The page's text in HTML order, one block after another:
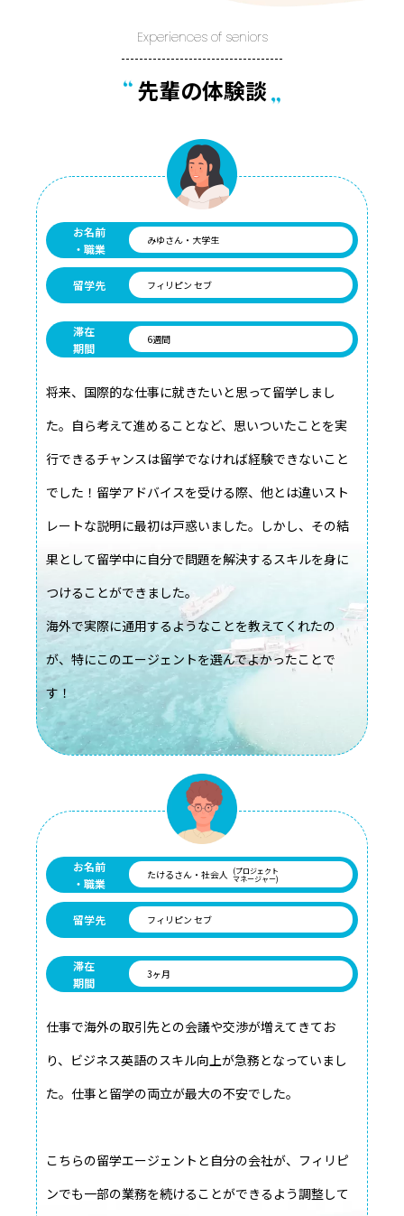
Experiences of seniors
先輩の体験談
お名前
・職業
みゆさん・大学生
留学先 フィリピン セブ
滞在
期間
6週間
将来、国際的な仕事に就きたいと思って留学しまし
た。自ら考えて進めることなど、思いついたことを実
行できるチャンスは留学でなければ経験できないこと
でした！留学アドバイスを受ける際、他とは違いスト
レートな説明に最初は戸惑いました。しかし、その結
果として留学中に自分で問題を解決するスキルを身に
つけることができました。
海外で実際に通用するようなことを教えてくれたの
が、特にこのエージェントを選んでよかったことで
す！
お名前
・職業
たけるさん・社会人
(プロジェクト
マネージャー)
留学先 フィリピン セブ
滞在
期間
3ヶ月
仕事で海外の取引先との会議や交渉が増えてきてお
り、ビジネス英語のスキル向上が急務となっていまし
た。仕事と留学の両立が最大の不安でした。
こちらの留学エージェントと自分の会社が、フィリピ
ンでも一部の業務を続けることができるよう調整して